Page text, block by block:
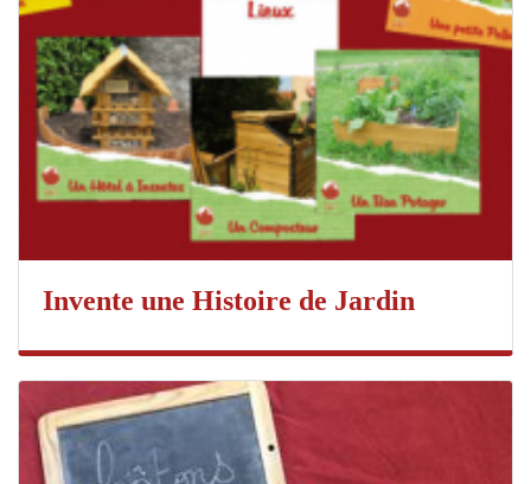
Invente une Histoire de Jardin